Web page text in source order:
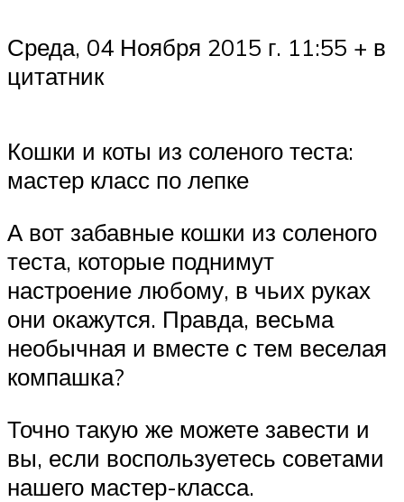
Среда, 04 Ноября 2015 г. 11:55 + в
цитатник
Кошки и коты из соленого теста:
мастер класс по лепке
А вот забавные кошки из соленого
теста, которые поднимут
настроение любому, в чьих руках
они окажутся. Правда, весьма
необычная и вместе с тем веселая
компашка?
Точно такую же можете завести и
вы, если воспользуетесь советами
нашего мастер-класса.